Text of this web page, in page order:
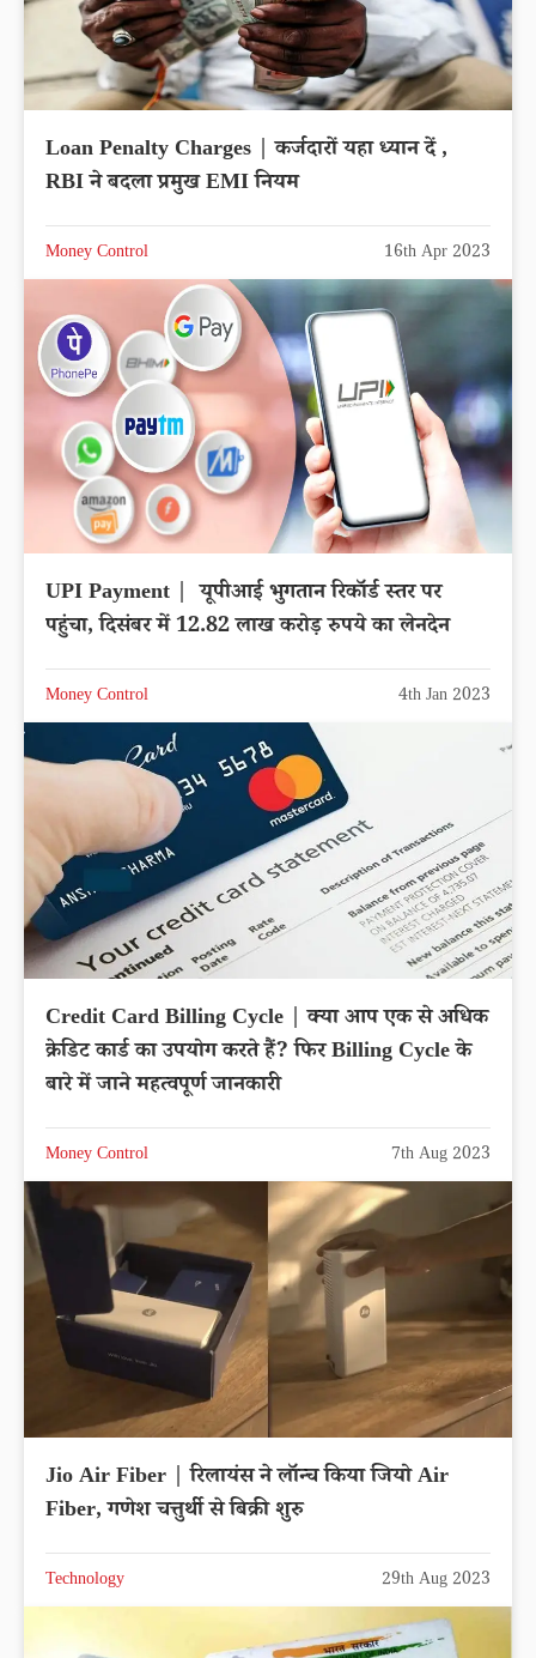
Loan Penalty Charges | कर्जदारों यहा ध्यान दें ,
RBI ने बदला प्रमुख EMI नियम
Money Control 16th Apr 2023
UPI Payment | यूपीआई भुगतान रिकॉर्ड स्तर पर
पहुंचा, दिसंबर में 12.82 लाख करोड़ रुपये का लेनदेन
Money Control 4th Jan 2023
Credit Card Billing Cycle | क्या आप एक से अधिक
क्रेडिट कार्ड का उपयोग करते हैं? फिर Billing Cycle के
बारे में जाने महत्वपूर्ण जानकारी
Money Control 7th Aug 2023
Jio Air Fiber | रिलायंस ने लॉन्च किया जियो Air
Fiber, गणेश चत्तुर्थी से बिक्री शुरु
Technology 29th Aug 2023